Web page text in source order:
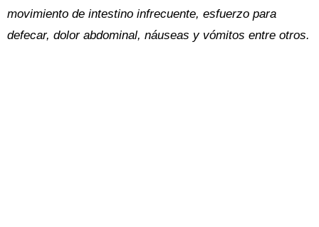
movimiento de intestino infrecuente, esfuerzo para
defecar, dolor abdominal, náuseas y vómitos entre otros.